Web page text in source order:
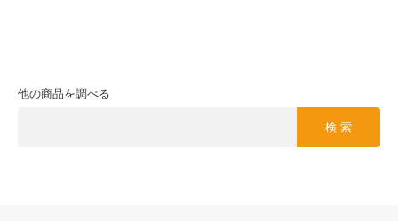
他の商品を調べる
検 索